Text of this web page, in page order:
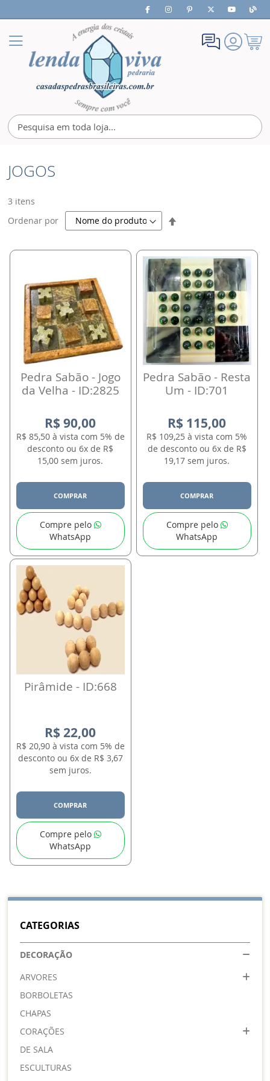
Nav
Meu
JOGOS
3 itens
Ordenar por
Pedra Sabão - Jogo
da Velha - ID:2825
R$ 90,00
R$ 85,50 à vista com 5% de
desconto ou 6x de R$
15,00 sem juros.
COMPRAR
Compre pelo
WhatsApp
Pedra Sabão - Resta
Um - ID:701
R$ 115,00
R$ 109,25 à vista com 5%
de desconto ou 6x de R$
19,17 sem juros.
COMPRAR
Compre pelo
WhatsApp
Pirâmide - ID:668
R$ 22,00
R$ 20,90 à vista com 5% de
desconto ou 6x de R$ 3,67
sem juros.
COMPRAR
Compre pelo
WhatsApp
CATEGORIAS
DECORAÇÃO
ARVORES
BORBOLETAS
CHAPAS
CORAÇÕES
DE SALA
ESCULTURAS